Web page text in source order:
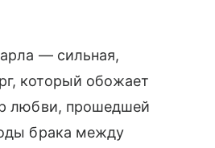
— сильная,
который обожает
любви, прошедшей
брака между